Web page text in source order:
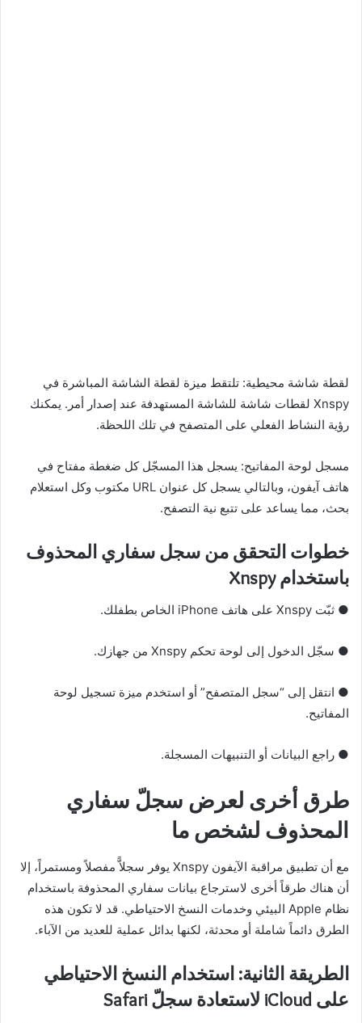
لقطة شاشة محيطية: تلتقط ميزة لقطة الشاشة المباشرة في
Xnspy لقطات شاشة للشاشة المستهدفة عند إصدار أمر. يمكنك
رؤية النشاط الفعلي على المتصفح في تلك اللحظة.
مسجل لوحة المفاتيح: يسجل هذا المسجّل كل ضغطة مفتاح في
هاتف آيفون، وبالتالي يسجل كل عنوان URL مكتوب وكل استعلام
بحث، مما يساعد على تتبع نية التصفح.
خطوات التحقق من سجل سفاري المحذوف
باستخدام Xnspy
● ثبّت Xnspy على هاتف iPhone الخاص بطفلك.
● سجّل الدخول إلى لوحة تحكم Xnspy من جهازك.
● انتقل إلى “سجل المتصفح” أو استخدم ميزة تسجيل لوحة
المفاتيح.
● راجع البيانات أو التنبيهات المسجلة.
طرق أخرى لعرض سجلّ سفاري
المحذوف لشخص ما
مع أن تطبيق مراقبة الآيفون Xnspy يوفر سجلاًّ مفصلاً ومستمراً، إلا
أن هناك طرقاً أخرى لاسترجاع بيانات سفاري المحذوفة باستخدام
نظام Apple البيئي وخدمات النسخ الاحتياطي. قد لا تكون هذه
الطرق دائماً شاملة أو محدثة، لكنها بدائل عملية للعديد من الآباء.
الطريقة الثانية: استخدام النسخ الاحتياطي
على iCloud لاستعادة سجلّ Safari